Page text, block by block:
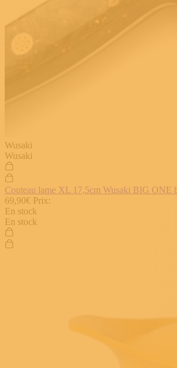
Wusaki
Wusaki
Couteau lame XL 17,5cm Wusaki BIG ONE
69,90€ Prix:
En stock
En stock